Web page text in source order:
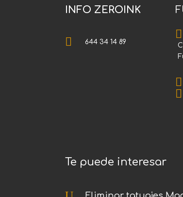
INFO ZEROINK
 644 34 14 89



Te puede interesar